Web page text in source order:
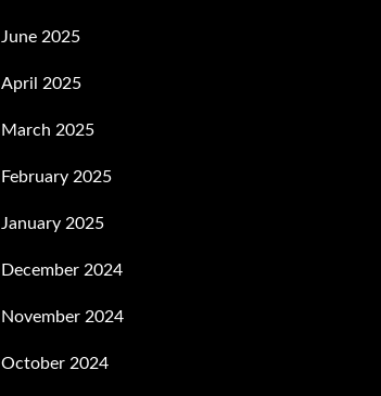
June 2025
April 2025
March 2025
February 2025
January 2025
December 2024
November 2024
October 2024